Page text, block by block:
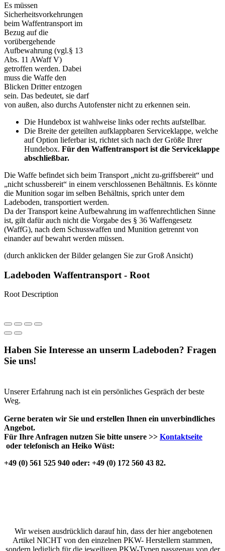
Es müssen
Sicherheitsvorkehrungen
beim Waffentransport im
Bezug auf die
vorübergehende
Aufbewahrung (vgl.§ 13
Abs. 11 AWaff V)
getroffen werden. Dabei
muss die Waffe den
Blicken Dritter entzogen
sein. Das bedeutet, sie darf
von außen, also durchs Autofenster nicht zu erkennen sein.
Die Hundebox ist wahlweise links oder rechts aufstellbar.
Die Breite der geteilten aufklappbaren Serviceklappe, welche
auf Option lieferbar ist, richtet sich nach der Größe Ihrer
Hundebox. Für den Waffentransport ist die Serviceklappe
abschließbar.
Die Waffe befindet sich beim Transport „nicht zu-griffsbereit“ und
„nicht schussbereit“ in einem verschlossenen Behältnnis. Es könnte
die Munition sogar im selben Behältnis, sprich unter dem
Ladeboden, transportiert werden.
Da der Transport keine Aufbewahrung im waffenrechtlichen Sinne
ist, gilt dafür auch nicht die Vorgabe des § 36 Waffengesetz
(WaffG), nach dem Schusswaffen und Munition getrennt von
einander auf bewahrt werden müssen.
(durch anklicken der Bilder gelangen Sie zur Groß Ansicht)
Ladeboden Waffentransport - Root
Root Description
Haben Sie Interesse an unserm Ladeboden? Fragen
Sie uns!
Unserer Erfahrung nach ist ein persönliches Gespräch der beste
Weg.
Gerne beraten wir Sie und erstellen Ihnen ein unverbindliches
Angebot.
Für Ihre Anfragen nutzen Sie bitte unsere >> Kontaktseite
oder telefonisch an Heiko Wüst:
+49 (0) 561 525 940 oder: +49 (0) 172 560 43 82.
Wir weisen ausdrücklich darauf hin, dass der hier angebotenen
Artikel NICHT von den einzelnen PKW- Herstellern stammen,
sondern lediglich für die jeweiligen PKW-Typen passgenau von der